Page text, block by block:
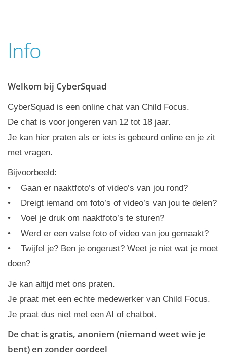
Info
Welkom bij CyberSquad
CyberSquad is een online chat van Child Focus.
De chat is voor jongeren van 12 tot 18 jaar.
Je kan hier praten als er iets is gebeurd online en je zit
met vragen.
Bijvoorbeeld:
• Gaan er naaktfoto’s of video’s van jou rond?
• Dreigt iemand om foto’s of video’s van jou te delen?
• Voel je druk om naaktfoto’s te sturen?
• Werd er een valse foto of video van jou gemaakt?
• Twijfel je? Ben je ongerust? Weet je niet wat je moet
doen?
Je kan altijd met ons praten.
Je praat met een echte medewerker van Child Focus.
Je praat dus niet met een AI of chatbot.
De chat is gratis, anoniem (niemand weet wie je
bent) en zonder oordeel